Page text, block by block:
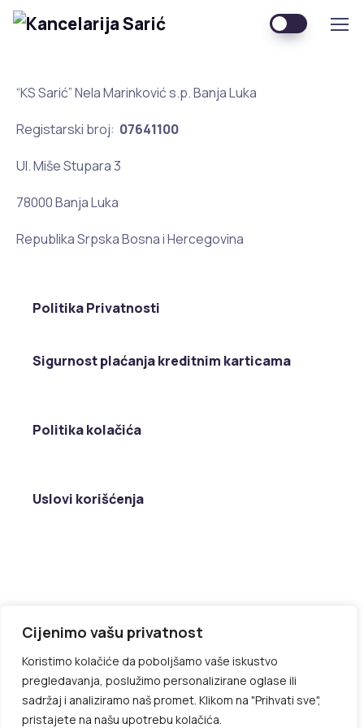
Cijenimo vašu privatnost
Koristimo kolačiće da poboljšamo vaše iskustvo
pregledavanja, poslužimo personalizirane oglase ili
sadržaj i analiziramo naš promet. Klikom na "Prihvati sve",
pristajete na našu upotrebu kolačića.
“KS Sarić” Nela Marinković s.p. Banja Luka
Registarski broj: 07641100
Ul. Miše Stupara 3
78000 Banja Luka
Republika Srpska Bosna i Hercegovina
Politika Privatnosti
Sigurnost plaćanja kreditnim karticama
Politika kolačića
Uslovi korišćenja